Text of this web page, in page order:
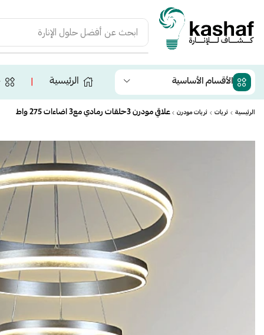
ابحث عن أفضل حلول الإنارة
الأقسام الأساسية الرئيسية ❘
الرئيسية ثريات ثريات مودرن علاقي مودرن 3حلقات رمادي مع3 اضاءات 275 واط